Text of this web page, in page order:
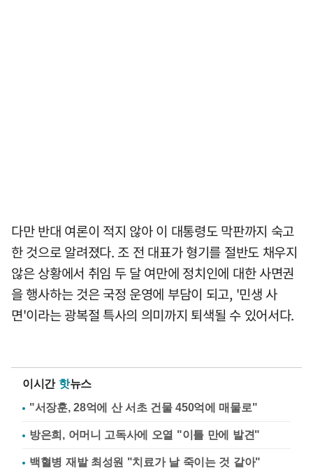
다만 반대 여론이 적지 않아 이 대통령도 막판까지 숙고
한 것으로 알려졌다. 조 전 대표가 형기를 절반도 채우지
않은 상황에서 취임 두 달 여만에 정치인에 대한 사면권
을 행사하는 것은 국정 운영에 부담이 되고, '민생 사
면'이라는 광복절 특사의 의미까지 퇴색될 수 있어서다.
이시간 핫뉴스
"서장훈, 28억에 산 서초 건물 450억에 매물로"
방은희, 어머니 고독사에 오열 "이틀 만에 발견"
백혈병 재발 최성원 "치료가 날 죽이는 것 같아"